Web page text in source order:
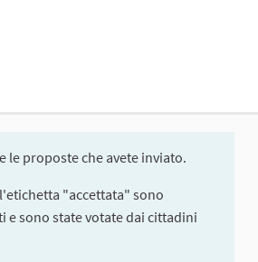
le proposte che avete inviato.
"accettata" sono
e sono state votate dai cittadini